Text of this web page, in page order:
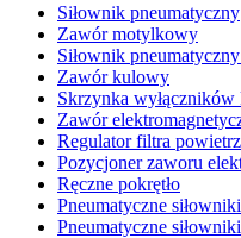
Siłownik pneumatyczny
Zawór motylkowy
Siłownik
Zawór kulowy
Skrzynka
Zawór
Regulator filtra
Pozycjoner zaworu
Ręczne pokrętło
Pneumatyczne
Pneumatyczne